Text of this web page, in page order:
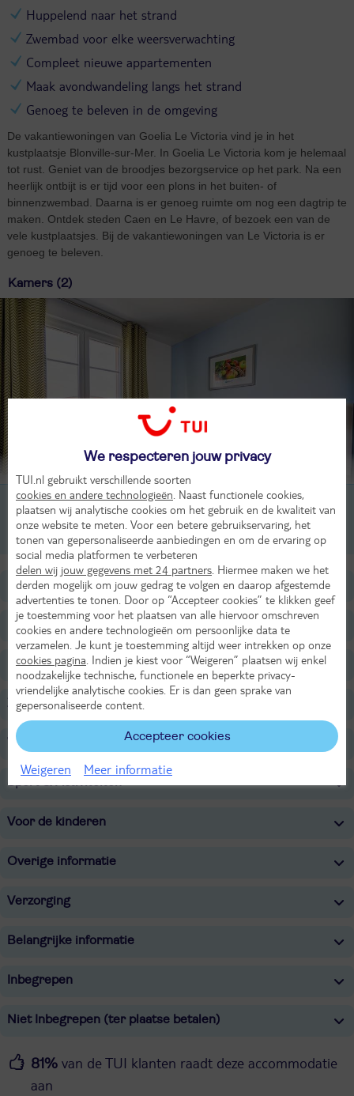
Huppelend naar het strand
Zwembad voor elke weersverwachting
Compleet nieuwe appartementen
Maak avondwandeling langs het strand
Genoeg te beleven in de omgeving
De vakantiewoningen van Goelia Le Victoria vind je in het
kustplaatsje Blonville-sur-Mer. In Goelia Le Victoria kom je helemaal
tot rust. Geniet van de broodjes bezorgservice op het park. Na een
heerlijk ontbijt is er tijd voor een plons in het buiten- of
binnenzwembad. Daarna is er genoeg ruimte om nog een dagtrip te
maken. Ontdek steden Caen en Le Havre, of bezoek een van de
vele kustplaatsjes. Bij de vakantiewoningen van Le Victoria is er
genoeg te beleven.
Kamers (2)
Beoordeling van 11 TUI-gasten
2-kamer appartement, 1-4 pers
3-kamer woning, 1-6 pers
Ligging
Faciliteiten
Restaurants/Bars
Zwembaden
Wellness
Voor de kinderen
Overige informatie
Verzorging
Belangrijke informatie
Inbegrepen
Niet Inbegrepen (ter plaatse betalen)
81%van de TUI klanten raadt deze accommodatie
aan
We respecteren jouw privacy
TUI.nl gebruikt verschillende soorten
cookies en andere technologieën . Naast functionele cookies,
plaatsen wij analytische cookies om het gebruik en de kwaliteit van
onze website te meten. Voor een betere gebruikservaring, het
tonen van gepersonaliseerde aanbiedingen en om de ervaring op
social media platformen te verbeteren
delen wij jouw gegevens met 24 partners . Hiermee maken we het
derden mogelijk om jouw gedrag te volgen en daarop afgestemde
advertenties te tonen. Door op “Accepteer cookies” te klikken geef
je toestemming voor het plaatsen van alle hiervoor omschreven
cookies en andere technologieën om persoonlijke data te
verzamelen. Je kunt je toestemming altijd weer intrekken op onze
cookies pagina . Indien je kiest voor “Weigeren” plaatsen wij enkel
noodzakelijke technische, functionele en beperkte privacy-
vriendelijke analytische cookies. Er is dan geen sprake van
gepersonaliseerde content.
Accepteer cookies
Weigeren Meer informatie